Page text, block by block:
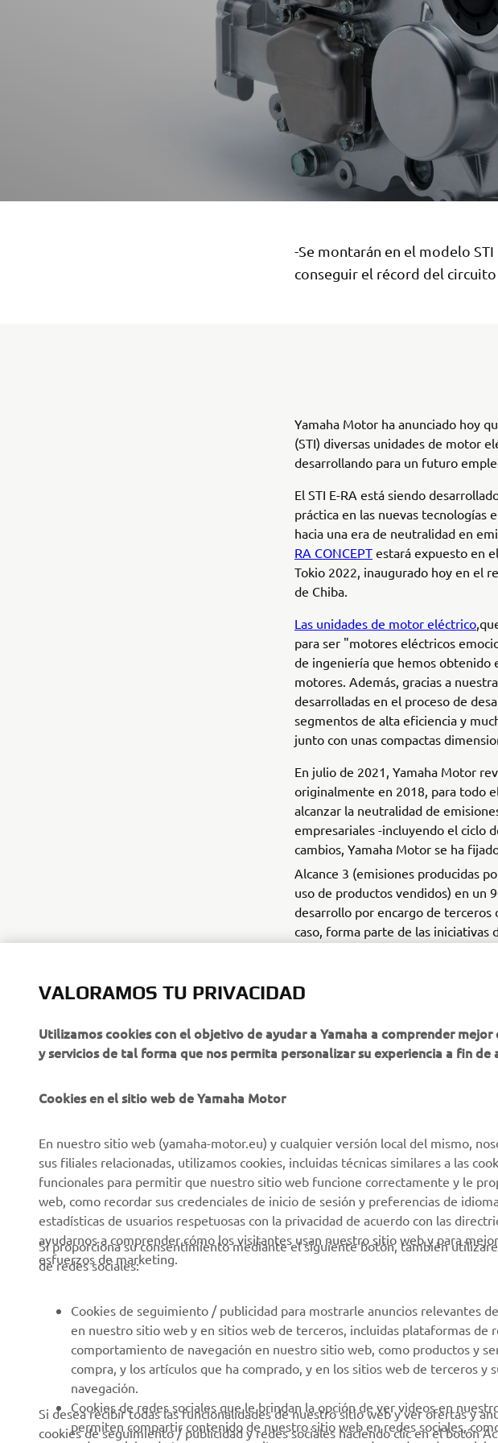
-Se montarán en el modelo
conseguir el récord del
Yamaha Motor ha anunciado hoy
(STI) diversas unidades de motor
desarrollando para un futuro
El STI E-RA está siendo
práctica en las nuevas tecnologías
hacia una era de neutralidad en
RA CONCEPT estará expuesto en
Tokio 2022, inaugurado hoy en el
de Chiba.
Las unidades de motor eléctrico
para ser "motores eléctricos
de ingeniería que hemos obtenido
motores. Además, gracias a
desarrolladas en el proceso de
segmentos de alta eficiencia y
junto con unas compactas
En julio de 2021, Yamaha Motor
originalmente en 2018, para todo
alcanzar la neutralidad de
empresariales -incluyendo el ciclo
cambios, Yamaha Motor se ha
Alcance 3 (emisiones producidas
uso de productos vendidos) en un
desarrollo por encargo de
caso, forma parte de las iniciativas
Últimas Noticias
Blog
Eventos
Notas de Prensa
Catálogos
Política de derechos
humanos
Política Básica de
Sostenibilidad
Sistemas eBike
Cuerpos de Seguridad
Golf / Buggys B2B
Equipos de Intervención
Rápida
Robotics
Asociaciones
Portal de Información
independientes
Ficha de datos de
Yamaha Music
Yamaha Racing
Yamaha Motor Global
Aplicaciones móviles
VALORAMOS TU PRIVACIDAD
Utilizamos cookies con el objetivo de ayudar a Yamaha a comprender
y servicios de tal forma que nos permita personalizar su experiencia a fin de
Cookies en el sitio web de Yamaha Motor
En nuestro sitio web (yamaha-motor.eu) y cualquier versión local del mismo,
sus filiales relacionadas, utilizamos cookies, incluidas técnicas similares a las
funcionales para permitir que nuestro sitio web funcione correctamente y le
web, como recordar sus credenciales de inicio de sesión y preferencias de
estadísticas de usuarios respetuosas con la privacidad de acuerdo con las
ayudarnos a comprender cómo los visitantes usan nuestro sitio web y para
esfuerzos de marketing.
Si proporciona su consentimiento mediante el siguiente botón, también
de redes sociales:
Cookies de seguimiento / publicidad para mostrarle anuncios relevantes
en nuestro sitio web y en sitios web de terceros, incluidas plataformas de
comportamiento de navegación en nuestro sitio web, como productos y
compra, y los artículos que ha comprado, y en los sitios web de terceros
navegación.
Cookies de redes sociales que le brindan la opción de ver videos en
permiten compartir contenido de nuestro sitio web en redes sociales,
Si desea recibir todas las funcionalidades de nuestro sitio web y ver ofertas y
cookies de seguimiento / publicidad y redes sociales haciendo clic en el botón